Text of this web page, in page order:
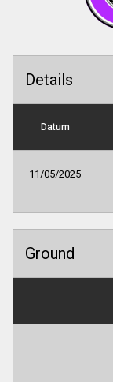
Details
Datum
11/05/2025
Ground